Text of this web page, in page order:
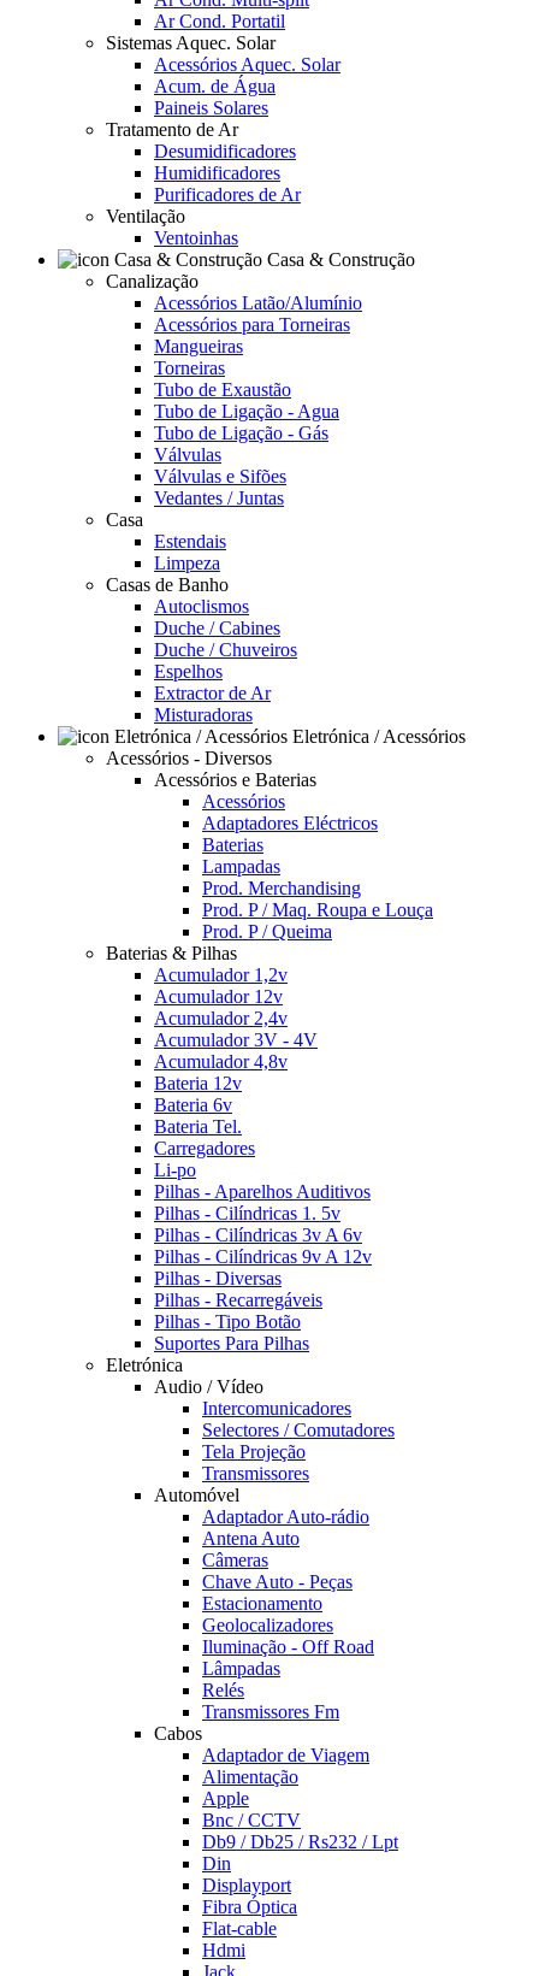
Ar Cond. Portatil
Sistemas Aquec. Solar
Acessórios Aquec. Solar
Acum. de Água
Paineis Solares
Tratamento de Ar
Desumidificadores
Humidificadores
Purificadores de Ar
Ventilação
Ventoinhas
Casa & Construção
Canalização
Acessórios Latão/Alumínio
Acessórios para Torneiras
Mangueiras
Torneiras
Tubo de Exaustão
Tubo de Ligação - Agua
Tubo de Ligação - Gás
Válvulas
Válvulas e Sifões
Vedantes / Juntas
Casa
Estendais
Limpeza
Casas de Banho
Autoclismos
Duche / Cabines
Duche / Chuveiros
Espelhos
Extractor de Ar
Misturadoras
Eletrónica / Acessórios
Acessórios - Diversos
Acessórios e Baterias
Acessórios
Adaptadores Eléctricos
Baterias
Lampadas
Prod. Merchandising
Prod. P / Maq. Roupa e Louça
Prod. P / Queima
Baterias & Pilhas
Acumulador 1,2v
Acumulador 12v
Acumulador 2,4v
Acumulador 3V - 4V
Acumulador 4,8v
Bateria 12v
Bateria 6v
Bateria Tel.
Carregadores
Li-po
Pilhas - Aparelhos Auditivos
Pilhas - Cilíndricas 1. 5v
Pilhas - Cilíndricas 3v A 6v
Pilhas - Cilíndricas 9v A 12v
Pilhas - Diversas
Pilhas - Recarregáveis
Pilhas - Tipo Botão
Suportes Para Pilhas
Eletrónica
Audio / Vídeo
Intercomunicadores
Selectores / Comutadores
Tela Projeção
Transmissores
Automóvel
Adaptador Auto-rádio
Antena Auto
Câmeras
Chave Auto - Peças
Estacionamento
Geolocalizadores
Iluminação - Off Road
Lâmpadas
Relés
Transmissores Fm
Cabos
Adaptador de Viagem
Alimentação
Apple
Bnc / CCTV
Db9 / Db25 / Rs232 / Lpt
Din
Displayport
Fibra Óptica
Flat-cable
Hdmi
Jack